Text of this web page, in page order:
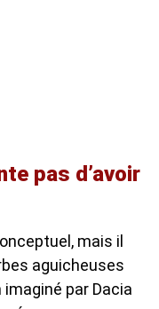
pas d’avoir
mais il
aguicheuses
imaginé par Dacia